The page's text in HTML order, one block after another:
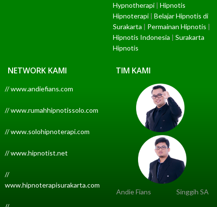
Hypnotherapi |Hipnotis
Hipnoterapi |Belajar Hipnotis di
Surakarta | Permainan Hipnotis |
Hipnotis Indonesia |Surakarta
Hipnotis
NETWORK KAMI
// www.andiefians.com
// www.rumahhipnotissolo.com
// www.solohipnoterapi.com
// www.hipnotist.net
//
www.hipnoterapisurakarta.com
TIM KAMI
Andie Fians Singgih SA